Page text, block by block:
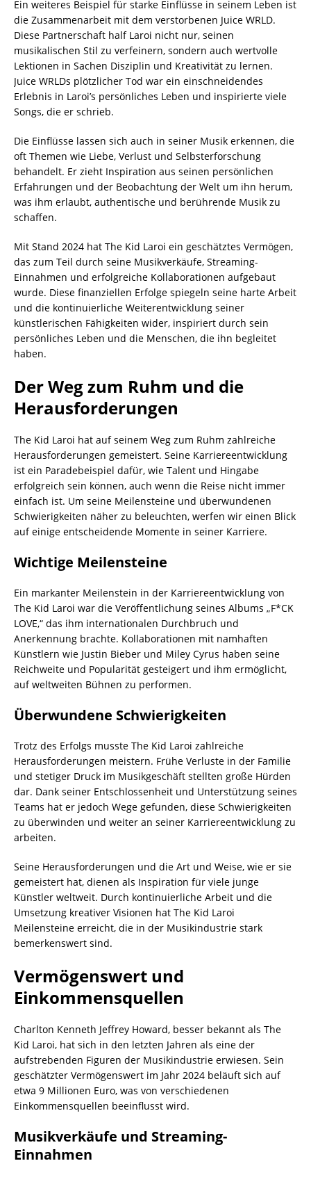
Ein weiteres Beispiel für starke Einflüsse in seinem Leben ist
die Zusammenarbeit mit dem verstorbenen Juice WRLD.
Diese Partnerschaft half Laroi nicht nur, seinen
musikalischen Stil zu verfeinern, sondern auch wertvolle
Lektionen in Sachen Disziplin und Kreativität zu lernen.
Juice WRLDs plötzlicher Tod war ein einschneidendes
Erlebnis in Laroi’s persönliches Leben und inspirierte viele
Songs, die er schrieb.
Die Einflüsse lassen sich auch in seiner Musik erkennen, die
oft Themen wie Liebe, Verlust und Selbsterforschung
behandelt. Er zieht Inspiration aus seinen persönlichen
Erfahrungen und der Beobachtung der Welt um ihn herum,
was ihm erlaubt, authentische und berührende Musik zu
schaffen.
Mit Stand 2024 hat The Kid Laroi ein geschätztes Vermögen,
das zum Teil durch seine Musikverkäufe, Streaming-
Einnahmen und erfolgreiche Kollaborationen aufgebaut
wurde. Diese finanziellen Erfolge spiegeln seine harte Arbeit
und die kontinuierliche Weiterentwicklung seiner
künstlerischen Fähigkeiten wider, inspiriert durch sein
persönliches Leben und die Menschen, die ihn begleitet
haben.
Der Weg zum Ruhm und die
Herausforderungen
The Kid Laroi hat auf seinem Weg zum Ruhm zahlreiche
Herausforderungen gemeistert. Seine Karriereentwicklung
ist ein Paradebeispiel dafür, wie Talent und Hingabe
erfolgreich sein können, auch wenn die Reise nicht immer
einfach ist. Um seine Meilensteine und überwundenen
Schwierigkeiten näher zu beleuchten, werfen wir einen Blick
auf einige entscheidende Momente in seiner Karriere.
Wichtige Meilensteine
Ein markanter Meilenstein in der Karriereentwicklung von
The Kid Laroi war die Veröffentlichung seines Albums „F*CK
LOVE,“ das ihm internationalen Durchbruch und
Anerkennung brachte. Kollaborationen mit namhaften
Künstlern wie Justin Bieber und Miley Cyrus haben seine
Reichweite und Popularität gesteigert und ihm ermöglicht,
auf weltweiten Bühnen zu performen.
Überwundene Schwierigkeiten
Trotz des Erfolgs musste The Kid Laroi zahlreiche
Herausforderungen meistern. Frühe Verluste in der Familie
und stetiger Druck im Musikgeschäft stellten große Hürden
dar. Dank seiner Entschlossenheit und Unterstützung seines
Teams hat er jedoch Wege gefunden, diese Schwierigkeiten
zu überwinden und weiter an seiner Karriereentwicklung zu
arbeiten.
Seine Herausforderungen und die Art und Weise, wie er sie
gemeistert hat, dienen als Inspiration für viele junge
Künstler weltweit. Durch kontinuierliche Arbeit und die
Umsetzung kreativer Visionen hat The Kid Laroi
Meilensteine erreicht, die in der Musikindustrie stark
bemerkenswert sind.
Vermögenswert und
Einkommensquellen
Charlton Kenneth Jeffrey Howard, besser bekannt als The
Kid Laroi, hat sich in den letzten Jahren als eine der
aufstrebenden Figuren der Musikindustrie erwiesen. Sein
geschätzter Vermögenswert im Jahr 2024 beläuft sich auf
etwa 9 Millionen Euro, was von verschiedenen
Einkommensquellen beeinflusst wird.
Musikverkäufe und Streaming-
Einnahmen